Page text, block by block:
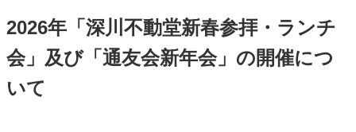
2026年「深川不動堂新春参拝・ランチ
会」及び「通友会新年会」の開催につ
いて